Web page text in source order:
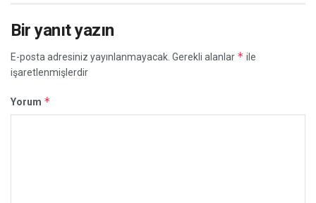
Bir yanıt yazın
E-posta adresiniz yayınlanmayacak. Gerekli alanlar * ile
işaretlenmişlerdir
Yorum *